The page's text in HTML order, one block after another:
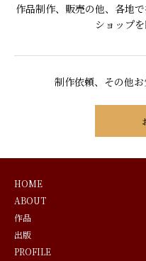
作品制作、販売の他、各地
ショップ
制作依頼、その他お
HOME
ABOUT
作品
出版
PROFILE